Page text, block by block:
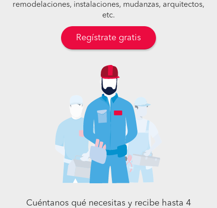
remodelaciones, instalaciones, mudanzas, arquitectos,
etc.
Regístrate gratis
Cuéntanos qué necesitas y recibe hasta 4